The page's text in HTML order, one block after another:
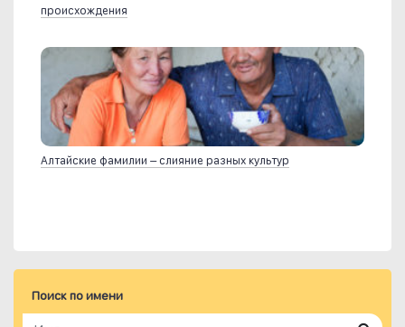
происхождения
Алтайские фамилии – слияние разных культур
Поиск по имени